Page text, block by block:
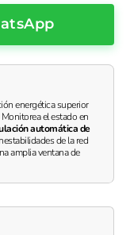
energética superior
Monitorea el estado en
automática de
de la red
amplia ventana de